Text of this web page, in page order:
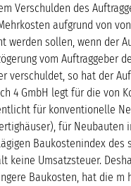
Verschulden des
aufgrund von
sollen, wenn der
vom Auftraggeber
verschuldet, so hat der
4 GmbH legt für die von
für konventionelle
für Neubauten
Baukostenindex
keine Umsatzsteuer.
Baukosten, hat die m